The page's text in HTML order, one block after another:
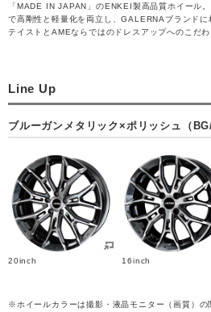
「MADE IN JAPAN」のENKEI製高品質ホイール
で高剛性と軽量化を両立し、GALERNAブランド
テイストとAMEならではのドレスアップへのこだ
Line Up
ブルーガンメタリック×ポリッシュ（BG/
20inch 16inch
※ホイールカラーは撮影・液晶モニター（画質）の